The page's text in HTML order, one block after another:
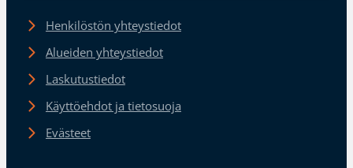
Henkilöstön yhteystiedot
Alueiden yhteystiedot
Laskutustiedot
Käyttöehdot ja tietosuoja
Evästeet